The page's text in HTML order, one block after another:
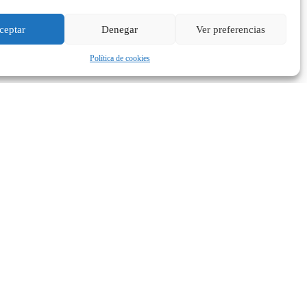
Denegar Ver preferencias
Política de cookies